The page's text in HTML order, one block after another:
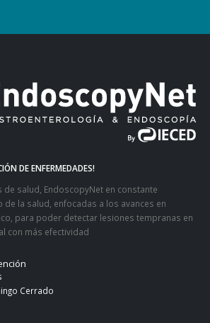
DE ENFERMEDADES!
de salud, EndoscopyNet en constante
de la salud, enfocadas a los avances en
para poder detectar lesiones tempranas en
con más efectividad
Cerrado